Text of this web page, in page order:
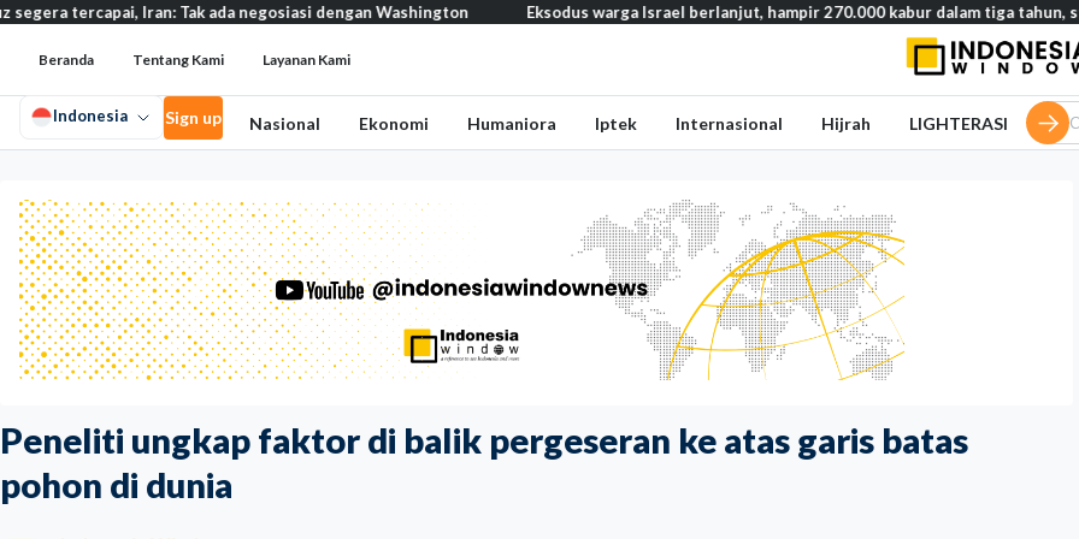
Peneliti ungkap faktor di balik pergeseran ke atas garis batas
pohon di dunia
Iran: Tak ada negosiasi dengan Washington Eksodus warga Israel berlanjut, hampir 270.000 kabur dalam tiga tahun, studi
Beranda Tentang Kami Layanan Kami
Indonesia Sign up Nasional Ekonomi Humaniora Iptek Internasional Hijrah LIGHTERASI